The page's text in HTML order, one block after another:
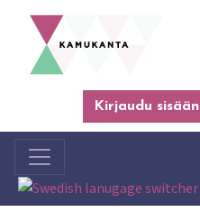
Kirjaudu sisään